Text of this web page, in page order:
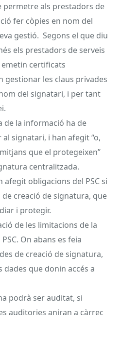
permetre als prestadors de
fer còpies en nom del
gestió. Segons el que diu
els prestadors de serveis
certificats
gestionar les claus privades
del signatari, i per tant
de la informació ha de
signatari, i han afegit “o,
que el protegeixen”
centralitzada.
afegit obligacions del PSC si
creació de signatura, que
i protegir.
de les limitacions de la
On abans es feia
de creació de signatura,
dades que donin accés a
podrà ser auditat, si
auditories aniran a càrrec